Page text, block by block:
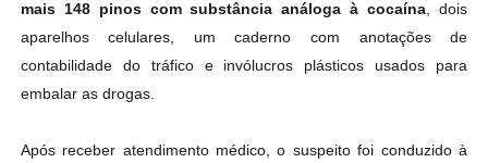
mais 148 pinos com substância análoga à cocaína, dois
aparelhos celulares, um caderno com anotações de
contabilidade do tráfico e invólucros plásticos usados para
embalar as drogas.
Após receber atendimento médico, o suspeito foi conduzido à